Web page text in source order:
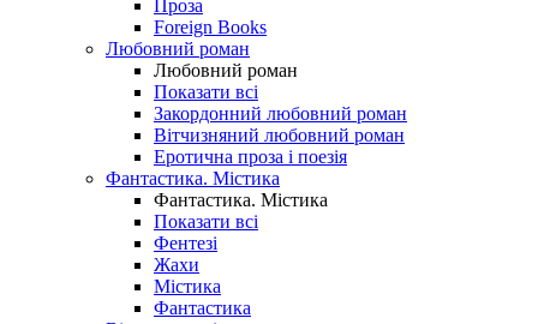
Проза
Foreign Books
Любовний роман
Любовний роман
Показати всі
Закордонний любовний роман
Вітчизняний любовний роман
Еротична проза і поезія
Фантастика. Містика
Фантастика. Містика
Показати всі
Фентезі
Жахи
Містика
Фантастика